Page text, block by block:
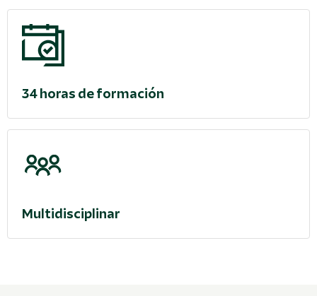
34 horas de formación
Multidisciplinar